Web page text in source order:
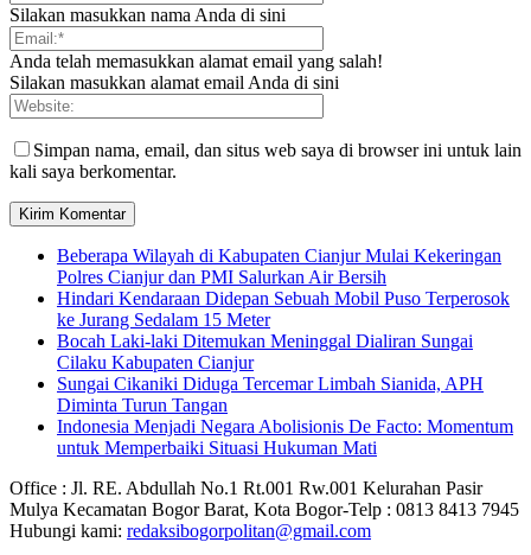
Silakan masukkan nama Anda di sini
Anda telah memasukkan alamat email yang salah!
Silakan masukkan alamat email Anda di sini
Simpan nama, email, dan situs web saya di browser ini untuk lain
kali saya berkomentar.
Beberapa Wilayah di Kabupaten Cianjur Mulai Kekeringan
Polres Cianjur dan PMI Salurkan Air Bersih
Hindari Kendaraan Didepan Sebuah Mobil Puso Terperosok
ke Jurang Sedalam 15 Meter
Bocah Laki-laki Ditemukan Meninggal Dialiran Sungai
Cilaku Kabupaten Cianjur
Sungai Cikaniki Diduga Tercemar Limbah Sianida, APH
Diminta Turun Tangan
‎Indonesia Menjadi Negara Abolisionis De Facto: Momentum
untuk Memperbaiki Situasi Hukuman Mati
Office : Jl. RE. Abdullah No.1 Rt.001 Rw.001 Kelurahan Pasir
Mulya Kecamatan Bogor Barat, Kota Bogor-Telp : 0813 8413 7945
Hubungi kami: redaksibogorpolitan@gmail.com